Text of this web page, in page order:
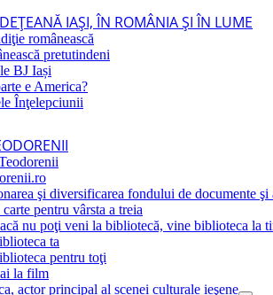
IAŞI, ÎN ROMÂNIA ŞI ÎN LUME
românească
pretutindeni
BJ Iași
e America?
Înţelepciunii
şi diversificarea fondului de documente
pentru vârsta a treia
nu poţi veni la bibliotecă, vine biblioteca la
ta
pentru toţi
la film
actor principal al scenei culturale ieşene